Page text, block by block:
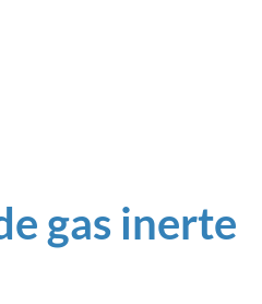
gas inerte